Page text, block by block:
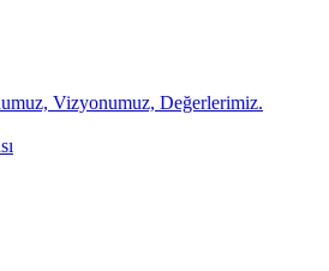
Vizyonumuz, Değerlerimiz.